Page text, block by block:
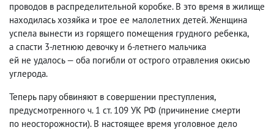
проводов в распределительной коробке. В это время в жилище
находилась хозяйка и трое ее малолетних детей. Женщина
успела вынести из горящего помещения грудного ребенка,
а спасти 3-летнюю девочку и 6-летнего мальчика
ей не удалось — оба погибли от острого отравления окисью
углерода.
Теперь пару обвиняют в совершении преступления,
предусмотренного ч. 1 ст. 109 УК РФ (причинение смерти
по неосторожности). В настоящее время уголовное дело